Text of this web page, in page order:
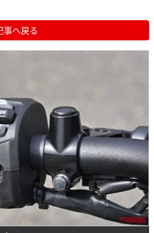
事へ戻る